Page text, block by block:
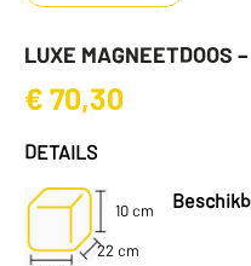
LUXE MAGNEETDOOS
€ 70,30
DETAILS
10 cm
22 cm